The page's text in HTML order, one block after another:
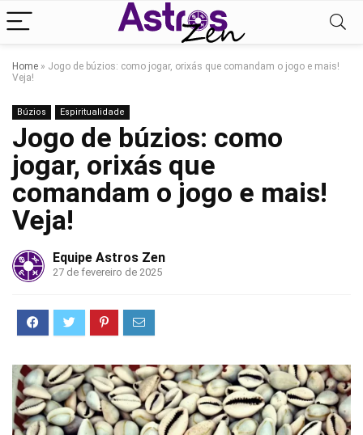
Home » Jogo de búzios: como jogar, orixás que comandam o jogo e mais!
Veja!
Búzios Espiritualidade
Jogo de búzios: como
jogar, orixás que
comandam o jogo e mais!
Veja!
Equipe Astros Zen
27 de fevereiro de 2025